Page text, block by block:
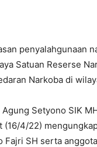
penyalahgunaan
Satuan Reserse
Narkoba di
Setyono SIK
(16/4/22)
Fajri SH serta